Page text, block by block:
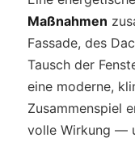
Maßnahmen
Fassade, des
Tausch der
eine moderne,
Zusammenspiel
volle Wirkung —